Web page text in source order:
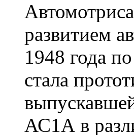
развитием
1948 года
стала
АС1А в